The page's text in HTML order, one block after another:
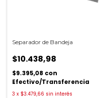
Separador de Bandeja
$10.438,98
$9.395,08 con
Efectivo/Transferencia
3 x $3.479,66 sin interés